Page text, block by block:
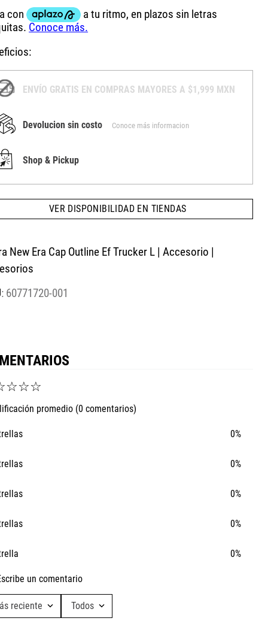
ENVÍO GRATIS EN COMPRAS MAYORES A $1,999 MXN
Devolucion sin costo Conoce más informacion
Shop & Pickup
VER DISPONIBILIDAD EN TIENDAS
New Era Cap Outline Ef Trucker L | Accesorio |
: 60771720-001
☆☆☆
promedio (0 comentarios)
0%
0%
0%
0%
0%
un comentario
reciente Todos